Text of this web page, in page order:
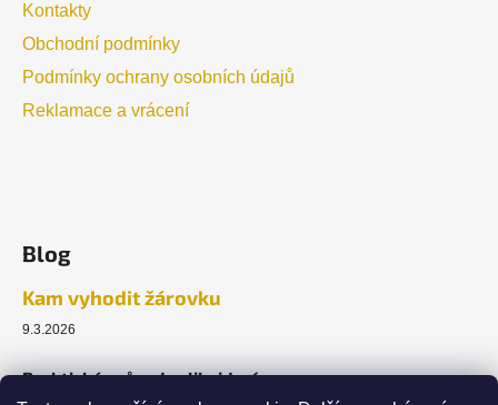
Kontakty
Obchodní podmínky
Podmínky ochrany osobních údajů
Reklamace a vrácení
Blog
Kam vyhodit žárovku
9.3.2026
Praktický průvodce likvidací.